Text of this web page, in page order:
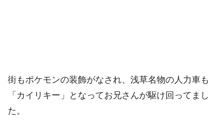
街もポケモンの装飾がなされ、浅草名物の人力車も
「カイリキー」となってお兄さんが駆け回ってまし
た。